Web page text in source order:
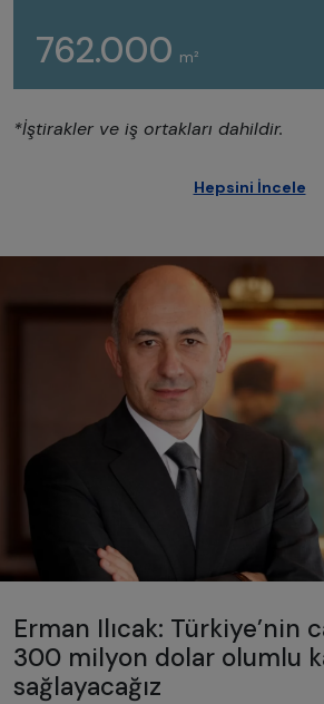
762.000 m²
*İştirakler ve iş ortakları dahildir.
Hepsini İncele
Erman Ilıcak: Türkiye’nin
300 milyon dolar olumlu
sağlayacağız